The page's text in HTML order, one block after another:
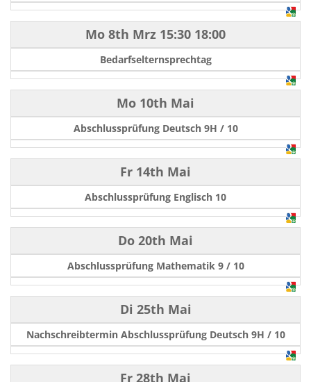
Mo 8th Mrz 15:30 18:00
Bedarfselternsprechtag
Mo 10th Mai
Abschlussprüfung Deutsch 9H / 10
Fr 14th Mai
Abschlussprüfung Englisch 10
Do 20th Mai
Abschlussprüfung Mathematik 9 / 10
Di 25th Mai
Nachschreibtermin Abschlussprüfung Deutsch 9H / 10
Fr 28th Mai